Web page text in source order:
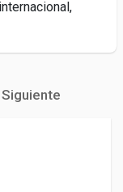
Siguiente